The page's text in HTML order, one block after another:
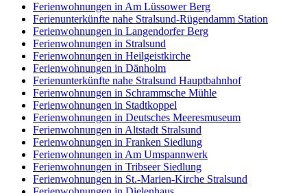
Ferienwohnungen in Am Lüssower Berg
Ferienunterkünfte nahe Stralsund-Rügendamm Station
Ferienwohnungen in Langendorfer Berg
Ferienwohnungen in Stralsund
Ferienwohnungen in Heilgeistkirche
Ferienwohnungen in Dänholm
Ferienunterkünfte nahe Stralsund Hauptbahnhof
Ferienwohnungen in Schrammsche Mühle
Ferienwohnungen in Stadtkoppel
Ferienwohnungen in Deutsches Meeresmuseum
Ferienwohnungen in Altstadt Stralsund
Ferienwohnungen in Franken Siedlung
Ferienwohnungen in Am Umspannwerk
Ferienwohnungen in Tribseer Siedlung
Ferienwohnungen in St.-Marien-Kirche Stralsund